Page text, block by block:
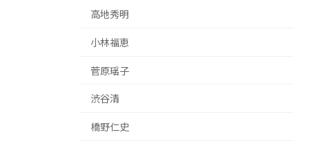
高地秀明
小林福恵
菅原瑶子
渋谷清
橋野仁史